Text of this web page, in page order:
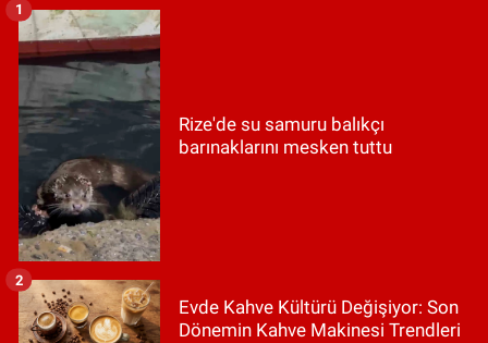
Rize'de su samuru balıkçı
barınaklarını mesken tuttu
1
Evde Kahve Kültürü Değişiyor: Son
Dönemin Kahve Makinesi Trendleri
2